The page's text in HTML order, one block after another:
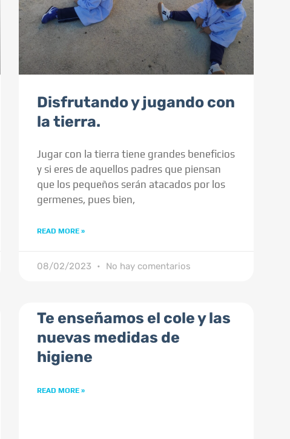
Disfrutando y jugando con
la tierra.
Jugar con la tierra tiene grandes beneficios
y si eres de aquellos padres que piensan
que los pequeños serán atacados por los
germenes, pues bien,
READ MORE »
08/02/2023 No hay comentarios
Te enseñamos el cole y las
nuevas medidas de
higiene
READ MORE »